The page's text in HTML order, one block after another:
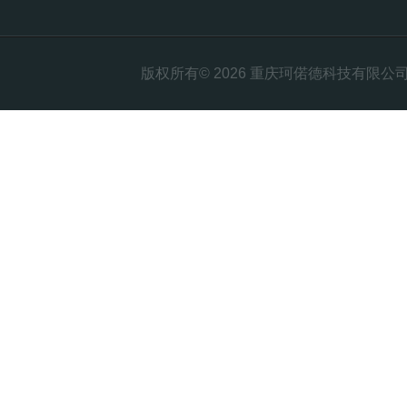
版权所有© 2026 重庆珂偌德科技有限